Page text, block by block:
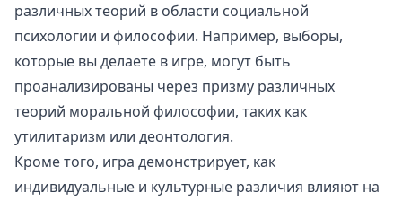
различных теорий в области социальной
психологии и философии. Например, выборы,
которые вы делаете в игре, могут быть
проанализированы через призму различных
теорий моральной философии, таких как
утилитаризм или деонтология.
Кроме того, игра демонстрирует, как
индивидуальные и культурные различия влияют на